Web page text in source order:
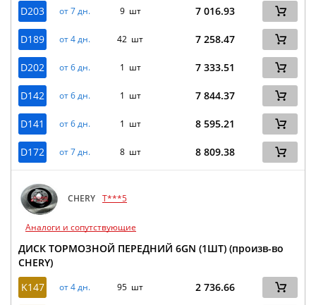
D203 от 7 дн. 9 шт 7 016.93
D189 от 4 дн. 42 шт 7 258.47
D202 от 6 дн. 1 шт 7 333.51
D142 от 6 дн. 1 шт 7 844.37
D141 от 6 дн. 1 шт 8 595.21
D172 от 7 дн. 8 шт 8 809.38
CHERY T***5
Аналоги и сопутствующие
ДИСК ТОРМОЗНОЙ ПЕРЕДНИЙ 6GN (1ШТ) (произв-во
CHERY)
K147
от 4 дн. 95 шт 2 736.66